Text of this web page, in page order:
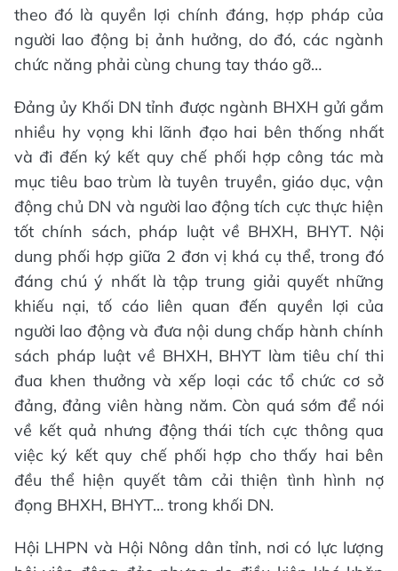
theo đó là quyền lợi chính đáng, hợp pháp của
người lao động bị ảnh hưởng, do đó, các ngành
chức năng phải cùng chung tay tháo gỡ…
Đảng ủy Khối DN tỉnh được ngành BHXH gửi gắm
nhiều hy vọng khi lãnh đạo hai bên thống nhất
và đi đến ký kết quy chế phối hợp công tác mà
mục tiêu bao trùm là tuyên truyền, giáo dục, vận
động chủ DN và người lao động tích cực thực hiện
tốt chính sách, pháp luật về BHXH, BHYT. Nội
dung phối hợp giữa 2 đơn vị khá cụ thể, trong đó
đáng chú ý nhất là tập trung giải quyết những
khiếu nại, tố cáo liên quan đến quyền lợi của
người lao động và đưa nội dung chấp hành chính
sách pháp luật về BHXH, BHYT làm tiêu chí thi
đua khen thưởng và xếp loại các tổ chức cơ sở
đảng, đảng viên hàng năm. Còn quá sớm để nói
về kết quả nhưng động thái tích cực thông qua
việc ký kết quy chế phối hợp cho thấy hai bên
đều thể hiện quyết tâm cải thiện tình hình nợ
đọng BHXH, BHYT… trong khối DN.
Hội LHPN và Hội Nông dân tỉnh, nơi có lực lượng